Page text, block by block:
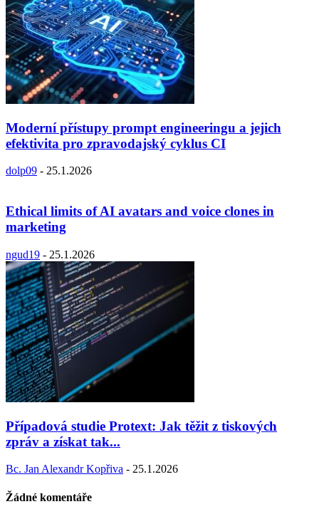
Moderní přístupy prompt engineeringu a jejich
efektivita pro zpravodajský cyklus CI
dolp09 - 25.1.2026
Ethical limits of AI avatars and voice clones in
marketing
ngud19 - 25.1.2026
Případová studie Protext: Jak těžit z tiskových
zpráv a získat tak...
Bc. Jan Alexandr Kopřiva - 25.1.2026
Žádné komentáře